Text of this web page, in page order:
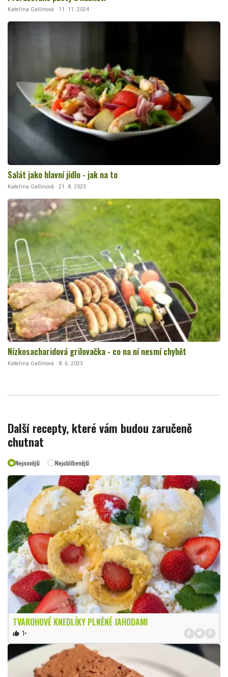
Kateřina Gallinová · 11. 11. 2024
Salát jako hlavní jídlo - jak na to
Kateřina Gallinová · 21. 8. 2023
Nízkosacharidová grilovačka - co na ní nesmí chybět
Kateřina Gallinová · 8. 6. 2023
Další recepty, které vám budou zaručeně
chutnat
Nejnovější Nejoblíbenější
TVAROHOVÉ KNEDLÍKY PLNĚNÉ JAHODAMI
thumb_up 1×